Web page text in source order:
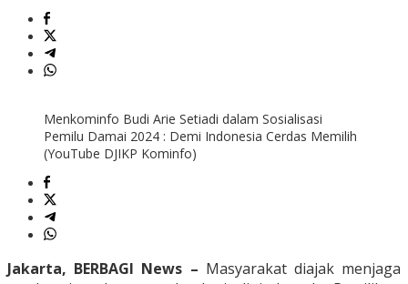
Menkominfo Budi Arie Setiadi dalam Sosialisasi
Pemilu Damai 2024 : Demi Indonesia Cerdas Memilih
(YouTube DJIKP Kominfo)
Jakarta, BERBAGI News – Masyarakat diajak menjaga